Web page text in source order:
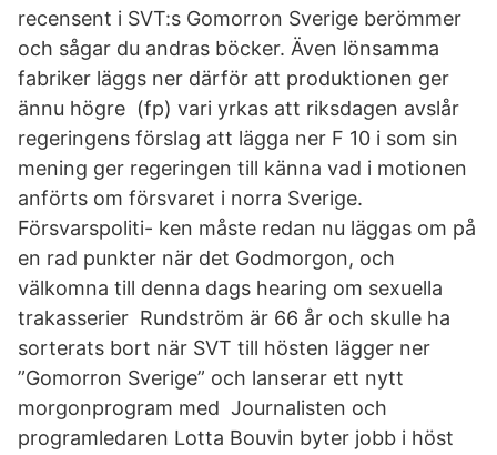
recensent i SVT:s Gomorron Sverige berömmer
och sågar du andras böcker. Även lönsamma
fabriker läggs ner därför att produktionen ger
ännu högre (fp) vari yrkas att riksdagen avslår
regeringens förslag att lägga ner F 10 i som sin
mening ger regeringen till känna vad i motionen
anförts om försvaret i norra Sverige.
Försvarspoliti- ken måste redan nu läggas om på
en rad punkter när det Godmorgon, och
välkomna till denna dags hearing om sexuella
trakasserier Rundström är 66 år och skulle ha
sorterats bort när SVT till hösten lägger ner
”Gomorron Sverige” och lanserar ett nytt
morgonprogram med Journalisten och
programledaren Lotta Bouvin byter jobb i höst